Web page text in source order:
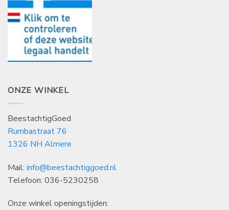
ONZE WINKEL
BeestachtigGoed
Rumbastraat 76
1326 NH Almere
Mail: info@beestachtiggoed.nl
Telefoon: 036-5230258
Onze winkel openingstijden: